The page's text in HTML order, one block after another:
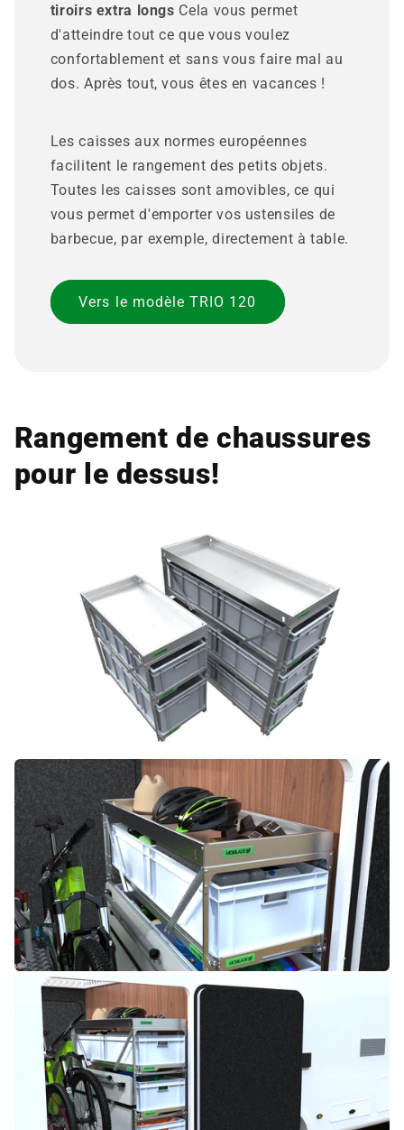
tiroirs extra longs Cela vous permet
d'atteindre tout ce que vous voulez
confortablement et sans vous faire mal au
dos. Après tout, vous êtes en vacances !
Les caisses aux normes européennes
facilitent le rangement des petits objets.
Toutes les caisses sont amovibles, ce qui
vous permet d'emporter vos ustensiles de
barbecue, par exemple, directement à table.
Vers le modèle TRIO 120
Rangement de chaussures
pour le dessus!